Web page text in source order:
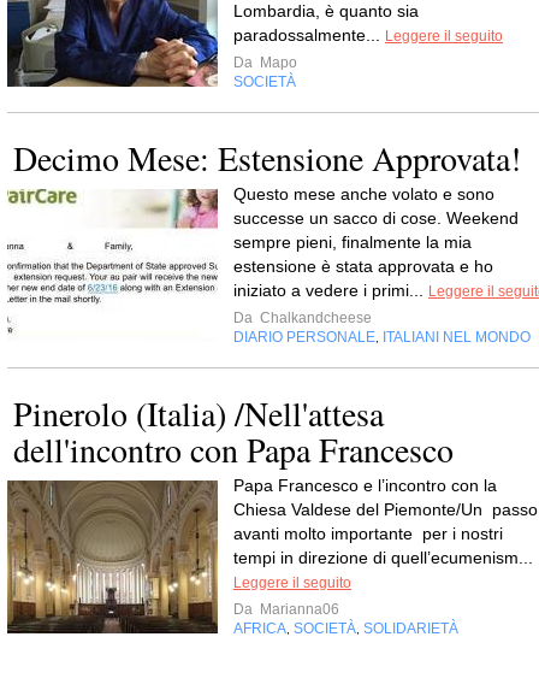
Lombardia, è quanto sia
paradossalmente...
Leggere il seguito
Da Mapo
SOCIETÀ
Decimo Mese: Estensione Approvata!
Questo mese anche volato e sono
successe un sacco di cose. Weekend
sempre pieni, finalmente la mia
estensione è stata approvata e ho
iniziato a vedere i primi...
Leggere il
Da Chalkandcheese
DIARIO PERSONALE
ITALIANI NEL MONDO
Pinerolo (Italia) /Nell'attesa
dell'incontro con Papa Francesco
Papa Francesco e l’incontro con la
Chiesa Valdese del Piemonte/Un passo
avanti molto importante per i nostri
tempi in direzione di quell’ecumenism...
Leggere il seguito
Da Marianna06
AFRICA SOCIETÀ SOLIDARIETÀ